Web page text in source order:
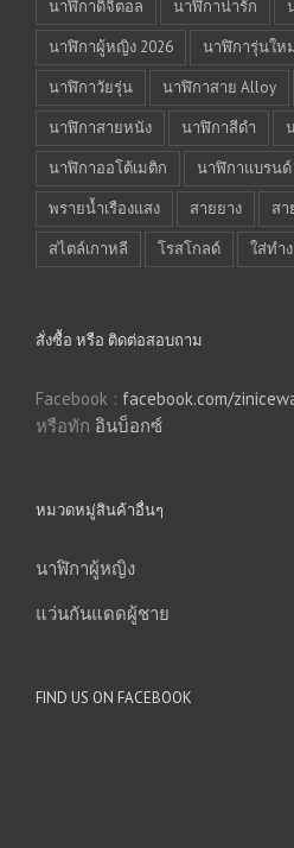
นาฬิกาดิจิตอล
นาฬิกาน่ารัก
นาฬิกาผู้หญิง 2026
นาฬิการุ่นให
นาฬิกาวัยรุ่น
นาฬิกาสาย Alloy
นาฬิกาสายหนัง
นาฬิกาสีดำ
นาฬิกาออโต้เมติก
นาฬิกาแบรนด์
พรายน้ำเรืองแสง
สายยาง สา
สไตล์เกาหลี
โรสโกลด์ ใส่ทำ
สั่งซื้อ หรือ ติดต่อสอบถาม
Facebook : facebook.com/
หรือทัก อินบ็อกซ์
หมวดหมู่สินค้าอื่นๆ
นาฬิกาผู้หญิง
แว่นกันแดดผู้ชาย
FIND US ON FACEBOOK